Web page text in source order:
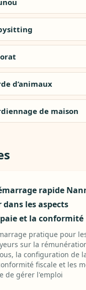
d’animaux
de maison
rapide
les aspects
et la conformité
pratique pour
sur la
la configuration de
fiscale et les
de gérer l'emploi